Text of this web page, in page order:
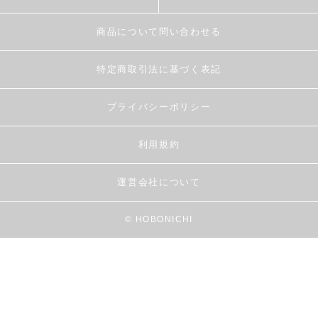
商品について問い合わせる
特定商取引法に基づく表記
プライバシーポリシー
利用規約
運営会社について
© HOBONICHI